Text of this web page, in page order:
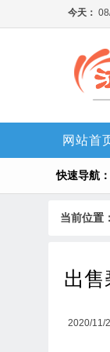
网站首
快速导航：
当前位置：
出售
2020/11/